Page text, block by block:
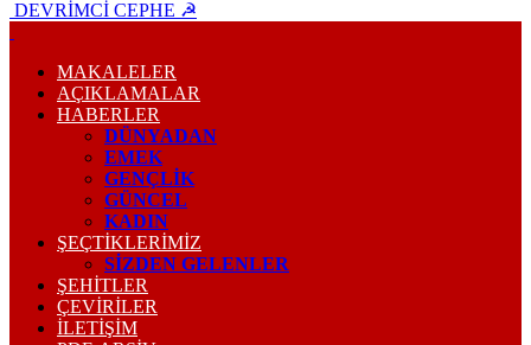
DEVRİMCİ CEPHE ☭
MAKALELER
AÇIKLAMALAR
HABERLER
DÜNYADAN
EMEK
GENÇLİK
GÜNCEL
KADIN
ŞEÇTİKLERİMİZ
SİZDEN GELENLER
ŞEHİTLER
ÇEVİRİLER
İLETİŞİM